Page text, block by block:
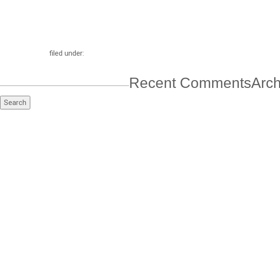
filed under:
Search
Recent Comments